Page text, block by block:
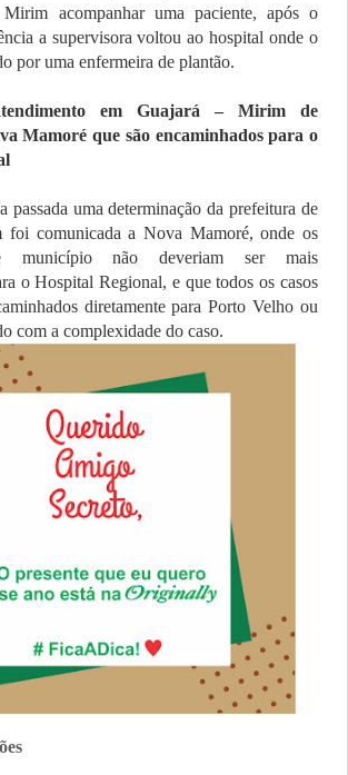
acompanhar uma paciente, após o
a supervisora voltou ao hospital onde o
por uma enfermeira de plantão.
em Guajará – Mirim de
Mamoré que são encaminhados para o
passada uma determinação da prefeitura de
foi comunicada a Nova Mamoré, onde os
município não deveriam ser mais
o Hospital Regional, e que todos os casos
diretamente para Porto Velho ou
com a complexidade do caso.